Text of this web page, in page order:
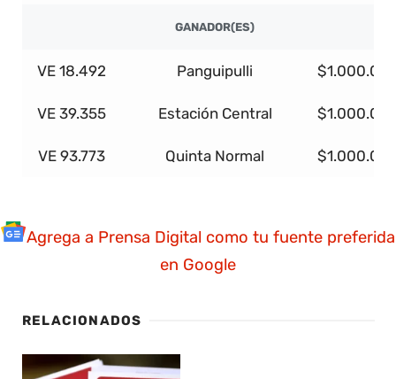
GANADOR(ES)
VE 18.492 Panguipulli
VE 39.355 Estación Central
VE 93.773 Quinta Normal
Agrega a Prensa Digital como tu fuente preferida
en Google
RELACIONADOS